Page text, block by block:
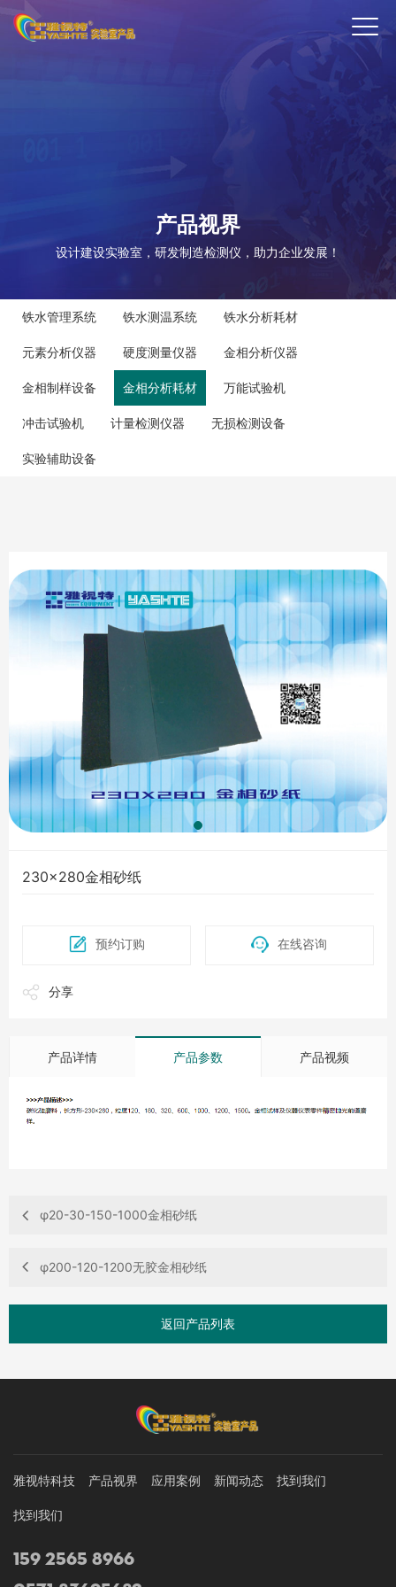
产品视界
设计建设实验室，研发制造检测仪，助力企业发展！
铁水管理系统 铁水测温系统 铁水分析耗材
元素分析仪器 硬度测量仪器 金相分析仪器
金相制样设备 金相分析耗材 万能试验机
冲击试验机 计量检测仪器 无损检测设备
实验辅助设备
230×280金相砂纸
预约订购 在线咨询
分享
产品详情 产品参数 产品视频
φ20-30-150-1000金相砂纸
φ200-120-1200无胶金相砂纸
返回产品列表
雅视特科技 产品视界 应用案例 新闻动态 找到我们
找到我们
159 2565 8966